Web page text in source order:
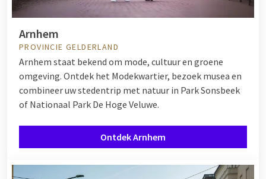
Arnhem
PROVINCIE GELDERLAND
Arnhem staat bekend om mode, cultuur en groene
omgeving. Ontdek het Modekwartier, bezoek musea en
combineer uw stedentrip met natuur in Park Sonsbeek
of Nationaal Park De Hoge Veluwe.
Ontdek Arnhem